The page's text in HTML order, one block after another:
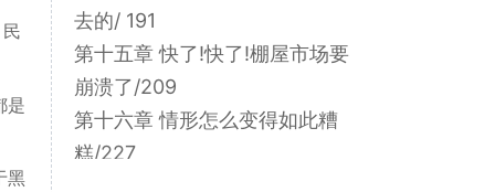
是
黑
去的/ 191
第十五章 快了!快了!棚屋市场要
崩溃了/209
第十六章 情形怎么变得如此糟
糕/227